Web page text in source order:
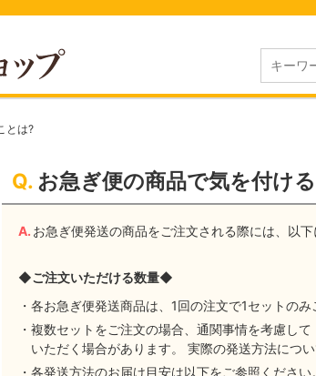
とは?
お急ぎ便の商品で気を付け
お急ぎ便発送の商品をご注文される際には、以下
◆ご注文いただける数量◆
・各お急ぎ便発送商品は、1回の注文で1セットのみ
・複数セットをご注文の場合、通関事情を考慮し
いただく場合があります。 実際の発送方法につ
・各発送方法のお届け目安は以下をご参照ください。